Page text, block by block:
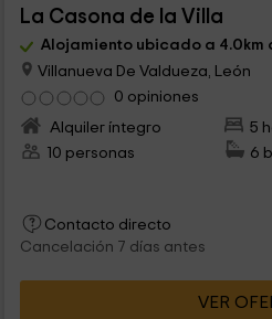
La Casona de la Villa
Alojamiento ubicado a 4.0km
Villanueva De Valdueza, León
0 opiniones
Alquiler íntegro
5
10 personas
6
Contacto directo
Cancelación 7 días antes
VER